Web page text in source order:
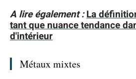
A lire également :La
tant que nuance tendance
d'intérieur
Métaux mixtes